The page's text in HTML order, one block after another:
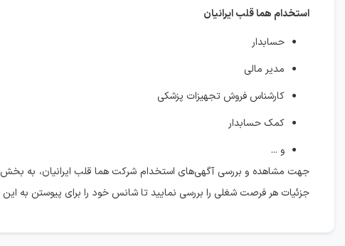
استخدام هما قلب ایرانیان
حسابدار
مدیر مالی
کارشناس فروش تجهیزات پزشکی
کمک حسابدار
و ...
جهت مشاهده و بررسی آگهی‌های استخدام شرکت هما قلب ایرانیان، به
جزئیات هر فرصت شغلی را بررسی نمایید تا شانس خود را برای پیوستن به